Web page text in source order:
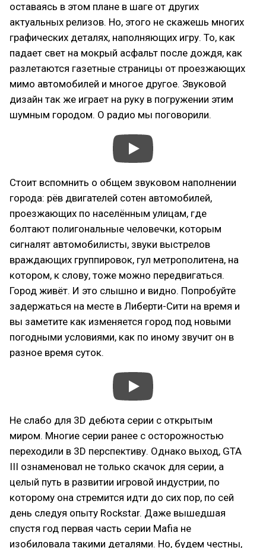
оставаясь в этом плане в шаге от других
актуальных релизов. Но, этого не скажешь многих
графических деталях, наполняющих игру. То, как
падает свет на мокрый асфальт после дождя, как
разлетаются газетные страницы от проезжающих
мимо автомобилей и многое другое. Звуковой
дизайн так же играет на руку в погружении этим
шумным городом. О радио мы поговорили.
Стоит вспомнить о общем звуковом наполнении
города: рёв двигателей сотен автомобилей,
проезжающих по населённым улицам, где
болтают полигональные человечки, которым
сигналят автомобилисты, звуки выстрелов
враждающих группировок, гул метрополитена, на
котором, к слову, тоже можно передвигаться.
Город живёт. И это слышно и видно. Попробуйте
задержаться на месте в Либерти-Сити на время и
вы заметите как изменяется город под новыми
погодными условиями, как по иному звучит он в
разное время суток.
Не слабо для 3D дебюта серии с открытым
миром. Многие серии ранее с осторожностью
переходили в 3D перспективу. Однако выход, GTA
III ознаменовал не только скачок для серии, а
целый путь в развитии игровой индустрии, по
которому она стремится идти до сих пор, по сей
день следуя опыту Rockstar. Даже вышедшая
спустя год первая часть серии Mafia не
изобиловала такими деталями. Но, будем честны,